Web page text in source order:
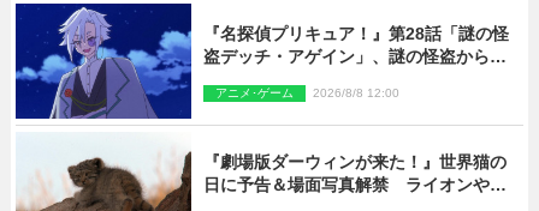
『名探偵プリキュア！』第28話「謎の怪
盗デッチ・アゲイン」、謎の怪盗から不
アニメ･ゲーム 2026/8/8 12:00
『劇場版ダーウィンが来た！』世界猫の
日に予告＆場面写真解禁 ライオンやマ